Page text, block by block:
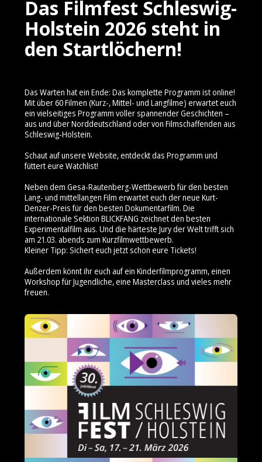
Das Filmfest Schleswig-
Holstein 2026 steht in
den Startlöchern!
Das Warten hat ein Ende: Das komplette Programm ist online!
Mit über 60 Filmen (Kurz-, Mittel- und Langfilme) erwartet euch
ein vielseitiges Programm voller spannender Geschichten –
aus und über Norddeutschland oder von Filmschaffenden aus
Schleswig-Holstein.
Schaut auf unsere Website, entdeckt das Programm und
füttert eure Watchlist!
Neben dem Gesa-Rautenberg-Wettbewerb für den besten
Lang- und mittellangen Film erwartet euch der neue Kurt-
Denzer-Preis für den besten Dokumentarfilm. Die
internationale Sektion BLICKFANG zeichnet den besten
Experimentalfilm aus. Und die härteste Jury der Welt trifft sich
am 21.03. abends zum Kurzfilmwettbewerb.
Kleiner Tipp: Sichert euch jetzt schon eure Tickets!
Außerdem könnt ihr euch auf ein Kinderfilmprogramm, einen
Workshop für Jugendliche, eine Masterclass und vieles mehr
freuen.